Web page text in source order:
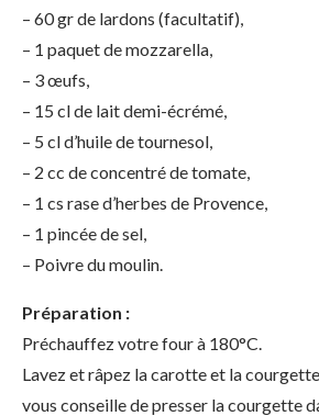
– 60 gr de lardons (facultatif),
– 1 paquet de mozzarella,
– 3 œufs,
– 15 cl de lait demi-écrémé,
– 5 cl d’huile de tournesol,
– 2 cc de concentré de tomate,
– 1 cs rase d’herbes de Provence,
– 1 pincée de sel,
– Poivre du moulin.
Préparation :
Préchauffez votre four à 180°C.
Lavez et râpez la carotte et la
vous conseille de presser la courgette